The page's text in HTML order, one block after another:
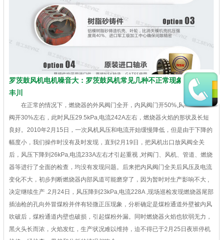
罗茨鼓风机电机噪音大：罗茨鼓风机常见几种不正常现象的分析，
丰川
在正常的情况下，燃烧器的外风阀门全开，内风阀门开50%,风机出口放风
阀开30%左右，此时风压29.5kPa,电流242A左右，燃烧器火焰的形状及长短
良好。2010年2月15日，一次风机风压和电流开始缓慢降低，但是由于下降的
幅度小，我们操作时没有及时发现，直到2月19日，把风机出口放风阀全关
后，风压下降到26kPa,电流233A左右才引起重视 ,对阀门、风机、管道、燃烧
器等进行了全面的检查，均没有发现问题。后来把内风阀门全关后风压及电流
变化不大，初步判断燃烧器内部风道可能磨穿了，因为暂时对生产影响不大 ,
决定继续生产 .2月24日，风压降到23kPa,电流228A ,现场巡检发现燃烧器尾部
插油枪的孔向外冒煤粉并伴有轻微正压现象，分析确定是煤粉通道外壁被内风
吹破后，煤粉通道内壁也破损，引起煤粉外漏。同时燃烧器火焰也软弱无力，
黑火头长而浓，火焰发红，生产状况难以维持，迫不得已于2月25日夜班停机